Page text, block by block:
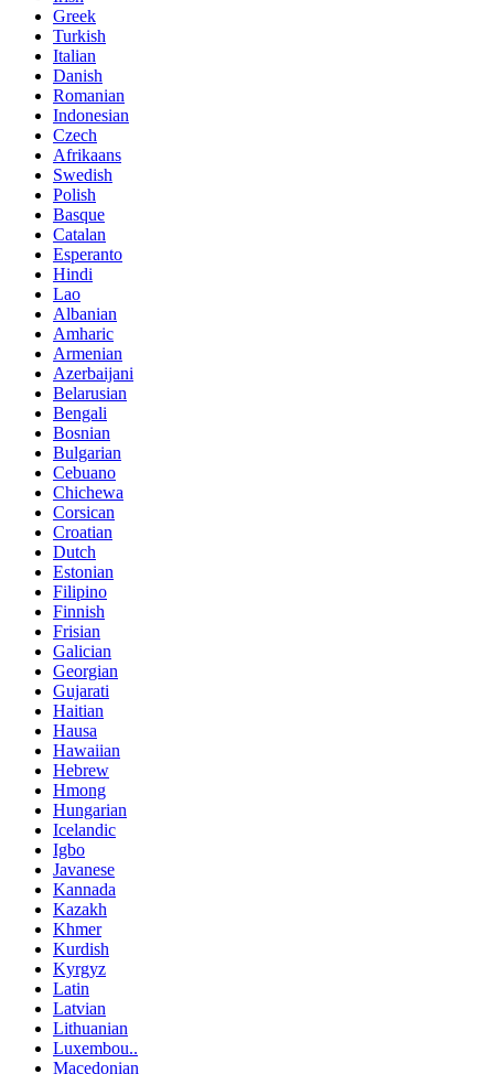
Greek
Turkish
Italian
Danish
Romanian
Indonesian
Czech
Afrikaans
Swedish
Polish
Basque
Catalan
Esperanto
Hindi
Lao
Albanian
Amharic
Armenian
Azerbaijani
Belarusian
Bengali
Bosnian
Bulgarian
Cebuano
Chichewa
Corsican
Croatian
Dutch
Estonian
Filipino
Finnish
Frisian
Galician
Georgian
Gujarati
Haitian
Hausa
Hawaiian
Hebrew
Hmong
Hungarian
Icelandic
Igbo
Javanese
Kannada
Kazakh
Khmer
Kurdish
Kyrgyz
Latin
Latvian
Lithuanian
Luxembou..
Macedonian